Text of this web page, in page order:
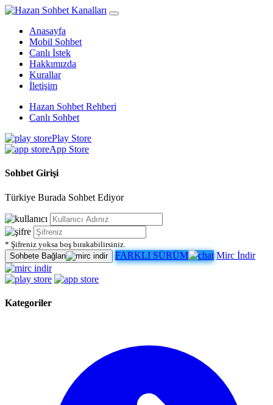
Anasayfa
Mobil Sohbet
Canlı İstek
Hakkımızda
Kurallar
İletişim
Hazan Sohbet Rehberi
Canlı Sohbet
Play Store
App Store
Sohbet Girişi
Türkiye Burada Sohbet Ediyor
* Şifreniz yoksa boş bırakabilirsiniz.
Sohbete Bağlan
FARKLI SÜRÜM Mirc İndir
Kategoriler